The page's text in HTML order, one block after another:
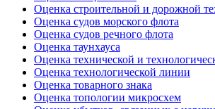
Оценка строительной и дорожной
Оценка судов морского флота
Оценка судов речного флота
Оценка таунхауса
Оценка технической и
Оценка технологической линии
Оценка товарного знака
Оценка топологии микросхем